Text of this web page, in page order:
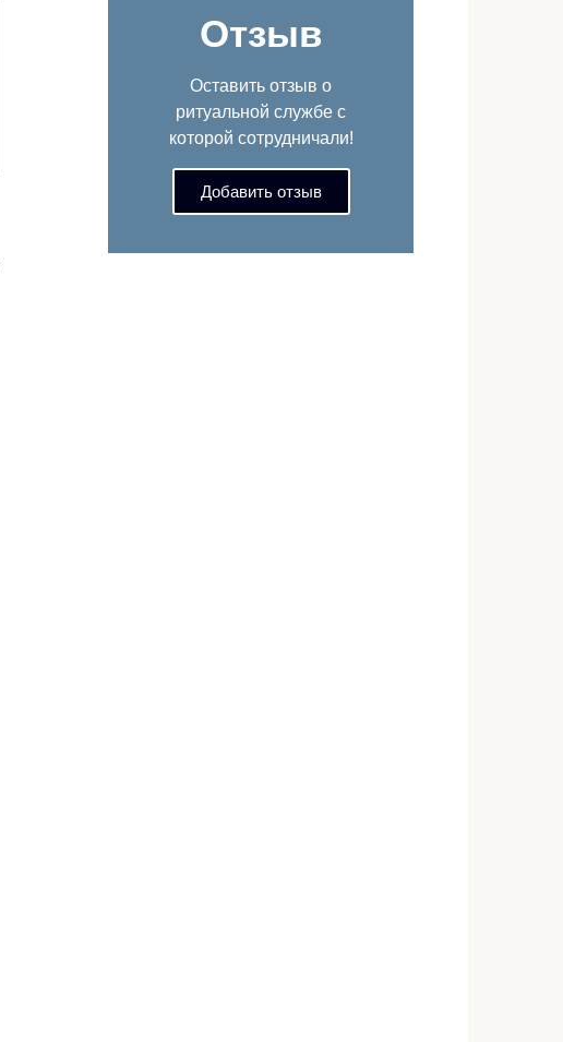
Отзыв
Оставить отзыв о
ритуальной службе с
которой сотрудничали!
Добавить отзыв